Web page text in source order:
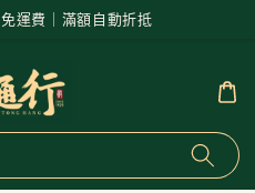
免運費｜滿額自動折抵